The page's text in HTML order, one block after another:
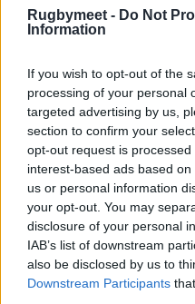
Rugbymeet - Do Not
Information
If you wish to opt-out of the
processing of your personal
targeted advertising by us,
section to confirm your
opt-out request is
interest-based ads based
us or personal information
your opt-out. You may
disclosure of your personal
IAB’s list of downstream
also be disclosed by us to
Downstream Participants
62 - Mogliano Veneto
41 - Castellana Rugby
35 - Rugby Mirano
34 - Rugby Villadose
29 - Rugby Udine
26 - C.U.S. Padova
24 - Rugby Trento
11 - Rugby Belluno
Serie B -